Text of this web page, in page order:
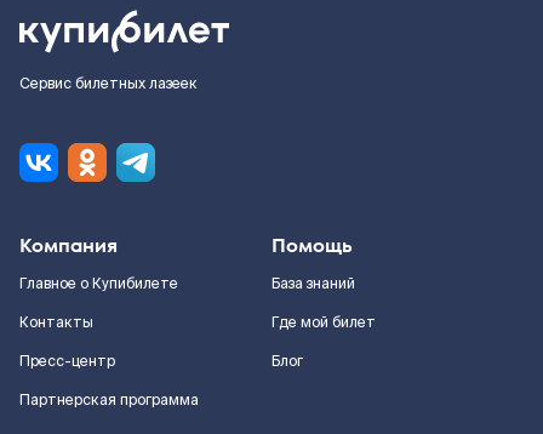
Сервис билетных лазеек
Компания
Главное о Купибилете
Контакты
Пресс-центр
Партнерская программа
Помощь
База знаний
Где мой билет
Блог